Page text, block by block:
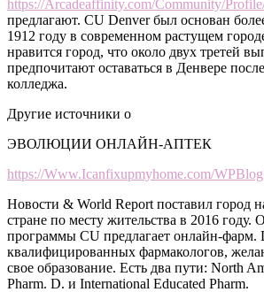
https://Arcadeaffinity.com/Community/
предлагают. CU Denver был основан
1912 году в современном растущем
нравится город, что около двух третей
предпочитают оставаться в Денвере
колледжа.
Другие источники о
ЭВОЛЮЦИИ ОНЛАЙН-АПТЕК
https://Www.Icanfixupmyhome.com/
Новости & World Report поставил город
стране по месту жительства в 2016 году.
программы CU предлагает онлайн-фарм.
квалифицированных фармакологов,
свое образование. Есть два пути: North
Pharm. D. и International Educated Pharm.